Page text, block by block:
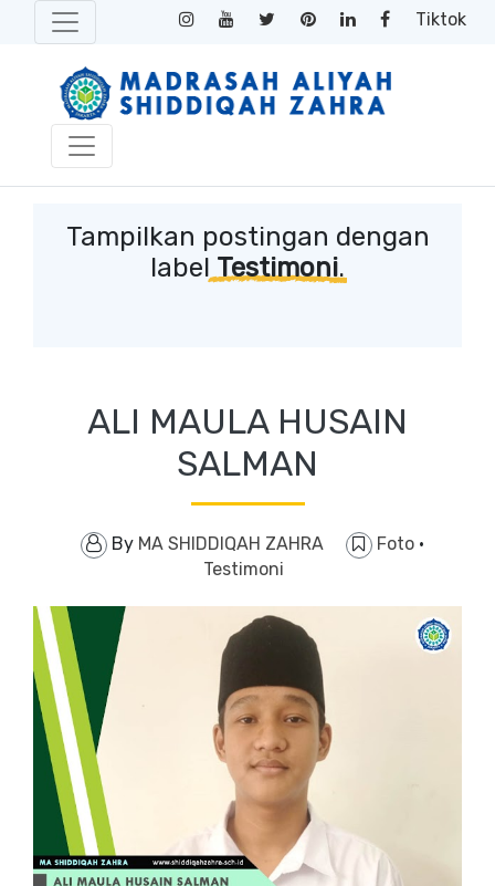
Tiktok
Tampilkan postingan dengan
labelTestimoni.
ALI MAULA HUSAIN
SALMAN
By MA SHIDDIQAH ZAHRA Foto ·
Testimoni